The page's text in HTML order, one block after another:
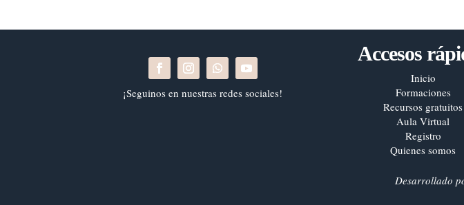
¡Seguinos en nuestras redes sociales!
Accesos
Inicio
Formaciones
Recursos gratuitos
Aula Virtual
Registro
Quienes somos
Desarrollado